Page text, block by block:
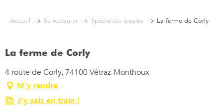
Accueil Se restaurer Spécialités locales La ferme de Corly
La ferme de Corly
4 route de Corly, 74100 Vétraz-Monthoux
M'y rendre
J'y vais en train !